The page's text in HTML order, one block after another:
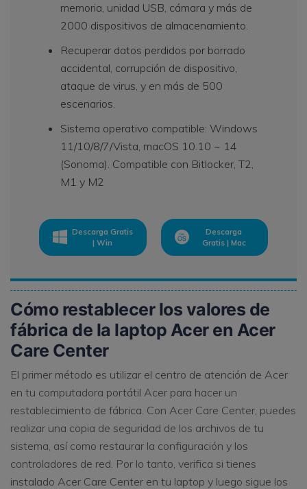
memoria, unidad USB, cámara y más de
2000 dispositivos de almacenamiento.
Recuperar datos perdidos por borrado
accidental, corrupción de dispositivo,
ataque de virus, y en más de 500
escenarios.
Sistema operativo compatible: Windows
11/10/8/7/Vista, macOS 10.10 ~ 14
(Sonoma). Compatible con Bitlocker, T2,
M1 y M2
Descarga Gratis
| Win
Descarga
Gratis | Mac
Cómo restablecer los valores de
fábrica de la laptop Acer en Acer
Care Center
El primer método es utilizar el centro de atención de Acer
en tu computadora portátil Acer para hacer un
restablecimiento de fábrica. Con Acer Care Center, puedes
realizar una copia de seguridad de los archivos de tu
sistema, así como restaurar la configuración y los
controladores de red. Por lo tanto, verifica si tienes
instalado Acer Care Center en tu laptop y luego sigue los